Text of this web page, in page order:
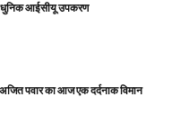
आईसीयू उपकरण
पवार का आज एक दर्दनाक विमान